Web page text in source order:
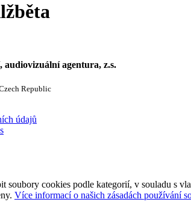
agentura, z.s.
Republic
údajů
soubory cookies podle kategorií, v souladu s
Více informací o našich zásadách používání